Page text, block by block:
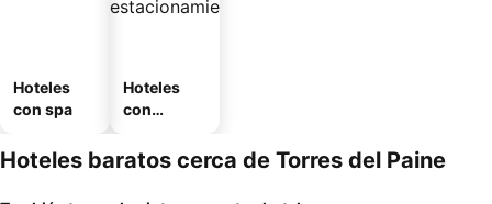
Hoteles
con spa
Hoteles
con
miento
Hoteles baratos cerca de Torres del Paine